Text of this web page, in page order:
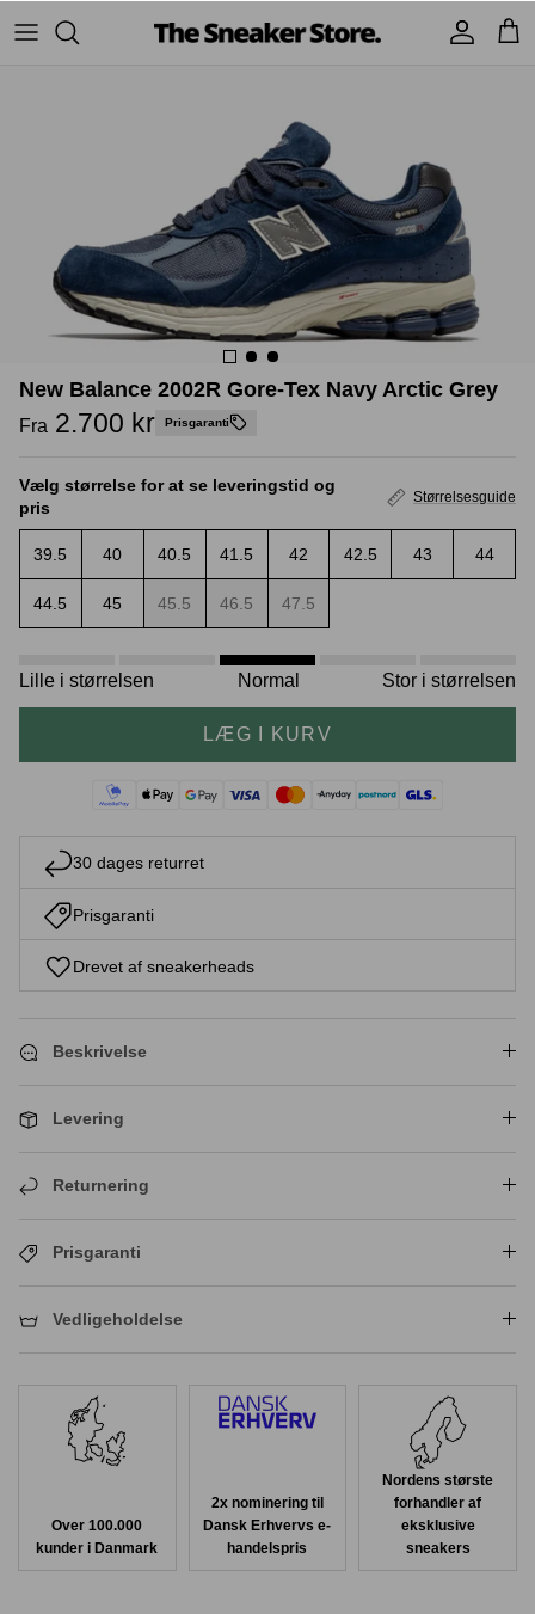
UGG
Yeezy
Jordans
Andre brands
BAPE - A Bathing Ape
TSS Collection
Accessories Sneaker boks
Skotræ
Sneaker rengøring
New Balance 2002R Gore-Tex Navy Arctic Grey
Fra 2.700 kr Prisgaranti
Vælg størrelse for at se leveringstid og
pris
Størrelsesguide
39.5 40 40.5 41.5 42 42.5 43 44
44.5 45 45.5 46.5 47.5
Lille i størrelsen Normal Stor i størrelsen
LÆG I KURV
30 dages returret
Prisgaranti
Drevet af sneakerheads
Beskrivelse
Levering
Returnering
Prisgaranti
Vedligeholdelse
Over 100.000
kunder i Danmark
2x nominering til
Dansk Erhvervs e-
handelspris
Nordens største
forhandler af
eksklusive
sneakers